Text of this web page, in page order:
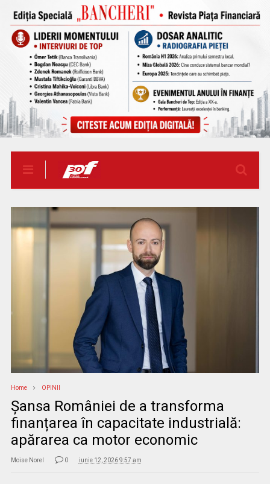
Home OPINII
Șansa României de a transforma
finanțarea în capacitate industrială:
apărarea ca motor economic
Moise Norel 0 iunie 12, 2026 9:57 am